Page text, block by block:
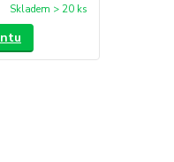
Skladem > 20 ks